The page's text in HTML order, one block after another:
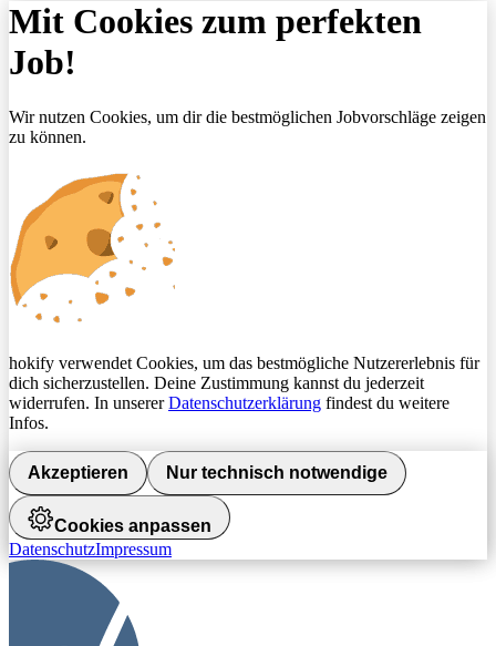
Mit Cookies zum perfekten
Job!
Wir nutzen Cookies, um dir die bestmöglichen Jobvorschläge zeigen
zu können.
hokify verwendet Cookies, um das bestmögliche Nutzererlebnis für
dich sicherzustellen. Deine Zustimmung kannst du jederzeit
widerrufen. In unsererDatenschutzerklärung findest du weitere
Infos.
Akzeptieren Nur technisch notwendige
Cookies anpassen
DatenschutzImpressum